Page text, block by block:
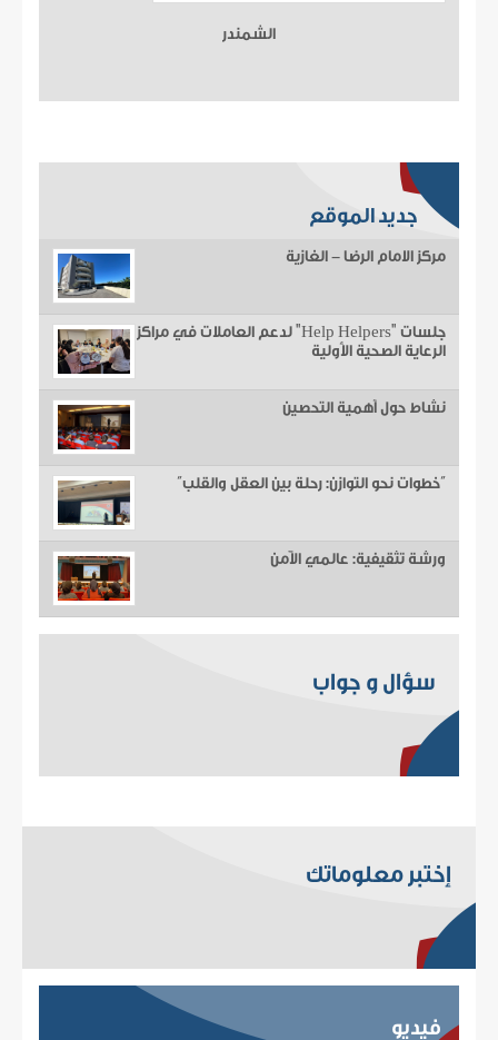
الشمندر
جديد الموقع
مركز الامام الرضا - الغازية
جلسات "Help Helpers" لدعم العاملات في مراكز
الرعاية الصحية الأولية
نشاط حول أهمية التحصين
“خطوات نحو التوازن: رحلة بين العقل والقلب”
ورشة تثقيفية: عالمي الآمن
سؤال و جواب
إختبر معلوماتك
فيديو